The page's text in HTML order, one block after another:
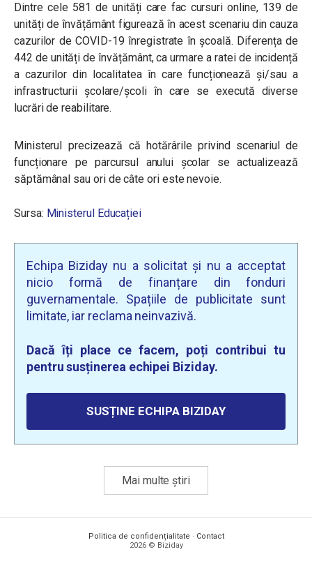
Dintre cele 581 de unități care fac cursuri online, 139 de
unități de învățământ figurează în acest scenariu din cauza
cazurilor de COVID-19 înregistrate în școală. Diferența de
442 de unități de învățământ, ca urmare a ratei de incidență
a cazurilor din localitatea în care funcționează și/sau a
infrastructurii școlare/școli în care se execută diverse
lucrări de reabilitare.
Ministerul precizează că hotărârile privind scenariul de
funcționare pe parcursul anului școlar se actualizează
săptămânal sau ori de câte ori este nevoie.
Sursa: Ministerul Educației
Echipa Biziday nu a solicitat și nu a acceptat
nicio formă de finanțare din fonduri
guvernamentale. Spațiile de publicitate sunt
limitate, iar reclama neinvazivă.
Dacă îți place ce facem, poți contribui tu
pentru susținerea echipei Biziday.
SUSȚINE ECHIPA BIZIDAY
Mai multe știri
Politica de confidențialitate · Contact
2026 © Biziday